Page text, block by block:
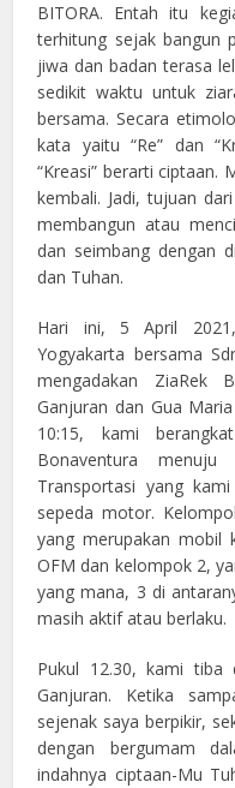
BITORA. Entah itu
terhitung sejak bangun
jiwa dan badan terasa
sedikit waktu untuk
bersama. Secara
kata yaitu “Re” dan
“Kreasi” berarti ciptaan.
kembali. Jadi, tujuan
membangun atau
dan seimbang dengan
dan Tuhan.
Hari ini, 5 April
Yogyakarta bersama
mengadakan ZiaRek
Ganjuran dan Gua
10:15, kami
Bonaventura
Transportasi yang
sepeda motor.
yang merupakan mobil
OFM dan kelompok 2,
yang mana, 3 di
masih aktif atau berlaku.
Pukul 12.30, kami tiba
Ganjuran. Ketika
sejenak saya berpikir,
dengan bergumam
indahnya ciptaan-Mu